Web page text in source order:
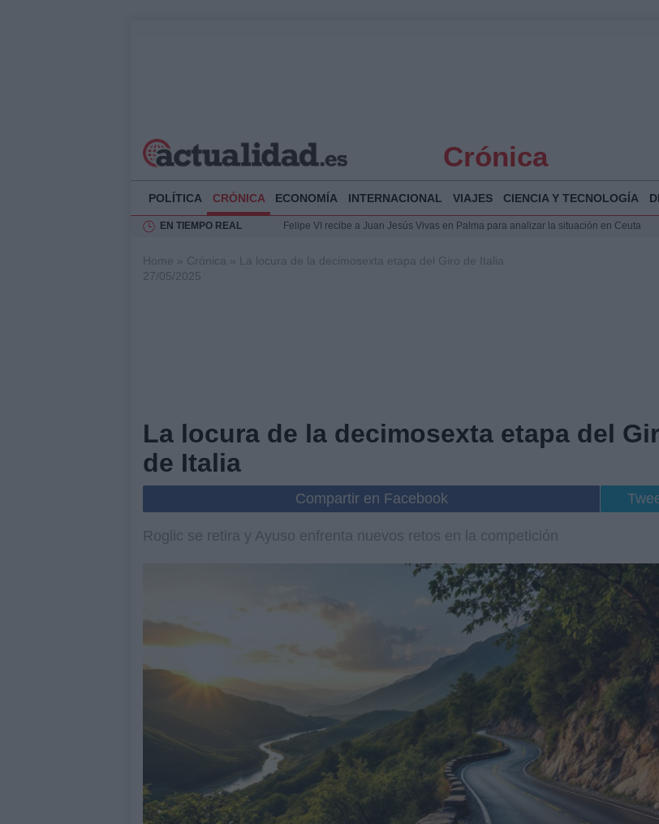
Crónica
POLÍTICA CRÓNICA ECONOMÍA INTERNACIONAL VIAJES CIENCIA Y TECNOLOGÍA
EN TIEMPO REAL
Felipe VI recibe a Juan Jesús Vivas en Palma para analizar la situación en Ceuta
Impacto económico y humanitario en Ceuta tras la llegada masiva de migrantes
Home » Crónica »
La locura de la decimosexta etapa del Giro de Italia
27/05/2025
La locura de la decimosexta etapa del
de Italia
Compartir en Facebook
Roglic se retira y Ayuso enfrenta nuevos retos en la competición